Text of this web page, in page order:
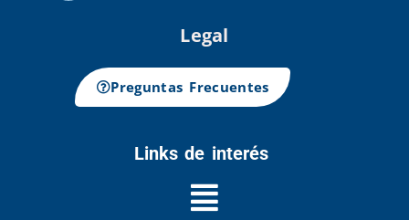
Legal
Preguntas Frecuentes
Links de interés